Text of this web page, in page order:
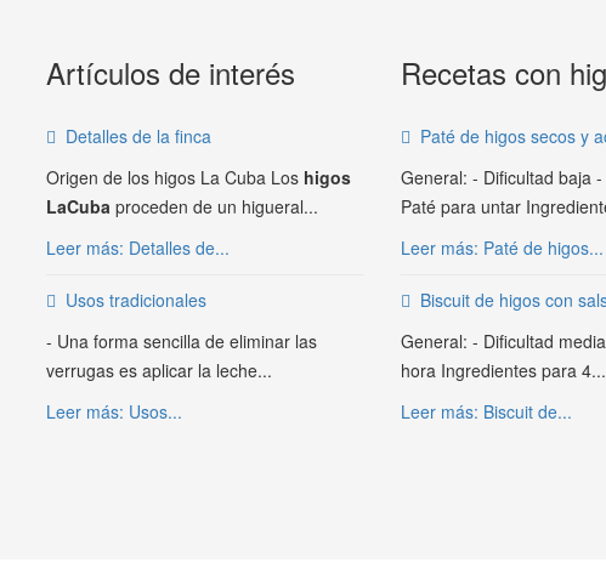
Artículos de interés
Detalles de la finca
Origen de los higos La Cuba Los higos
LaCubaproceden de un higueral...
Leer más: Detalles de...
Usos tradicionales
- Una forma sencilla de eliminar las
verrugas es aplicar la leche...
Leer más: Usos...
Recetas con
Paté de higos secos y
General: - Dificultad baja
Paté para untar
Leer más: Paté de higos...
Biscuit de higos con
General: - Dificultad
hora Ingredientes para 4...
Leer más: Biscuit de...